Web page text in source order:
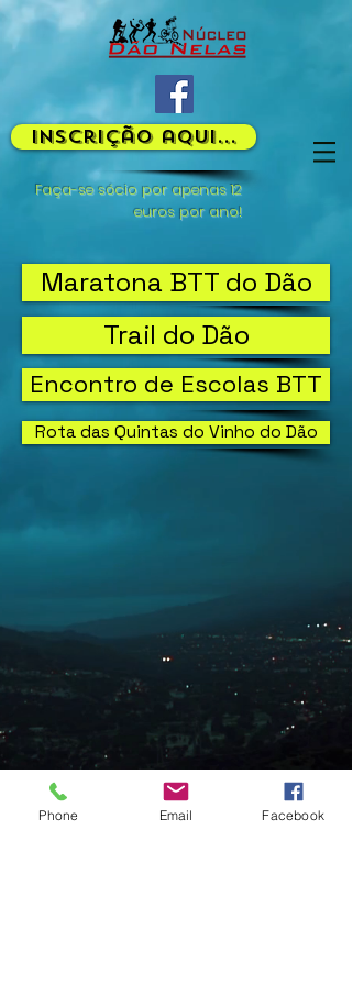
Inscrição aqui...
Faça-se sócio por apenas 12
euros por ano!
Maratona BTT do Dão
Trail do Dão
Encontro de Escolas BTT
Rota das Quintas do Vinho do Dão
Phone Email Facebook